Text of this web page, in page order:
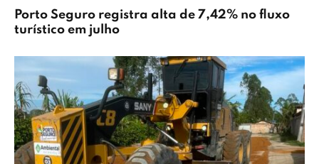
Porto Seguro registra alta de 7,42% no fluxo
turístico em julho